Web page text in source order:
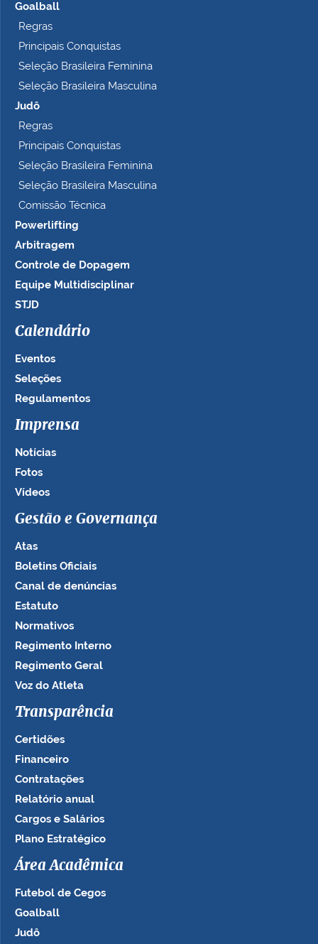
Goalball
Regras
Principais Conquistas
Seleção Brasileira Feminina
Seleção Brasileira Masculina
Judô
Regras
Principais Conquistas
Seleção Brasileira Feminina
Seleção Brasileira Masculina
Comissão Técnica
Powerlifting
Arbitragem
Controle de Dopagem
Equipe Multidisciplinar
STJD
Calendário
Eventos
Seleções
Regulamentos
Imprensa
Notícias
Fotos
Vídeos
Gestão e Governança
Atas
Boletins Oficiais
Canal de denúncias
Estatuto
Normativos
Regimento Interno
Regimento Geral
Voz do Atleta
Transparência
Certidões
Financeiro
Contratações
Relatório anual
Cargos e Salários
Plano Estratégico
Área Acadêmica
Futebol de Cegos
Goalball
Judô